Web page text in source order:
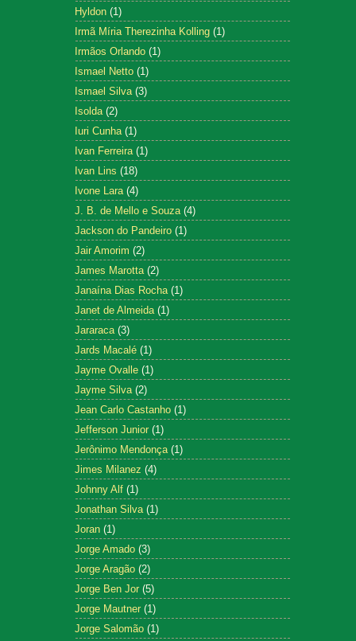
Hyldon (1)
Irmã Míria Therezinha Kolling (1)
Irmãos Orlando (1)
Ismael Netto (1)
Ismael Silva (3)
Isolda (2)
Iuri Cunha (1)
Ivan Ferreira (1)
Ivan Lins (18)
Ivone Lara (4)
J. B. de Mello e Souza (4)
Jackson do Pandeiro (1)
Jair Amorim (2)
James Marotta (2)
Janaína Dias Rocha (1)
Janet de Almeida (1)
Jararaca (3)
Jards Macalé (1)
Jayme Ovalle (1)
Jayme Silva (2)
Jean Carlo Castanho (1)
Jefferson Junior (1)
Jerônimo Mendonça (1)
Jimes Milanez (4)
Johnny Alf (1)
Jonathan Silva (1)
Joran (1)
Jorge Amado (3)
Jorge Aragão (2)
Jorge Ben Jor (5)
Jorge Mautner (1)
Jorge Salomão (1)